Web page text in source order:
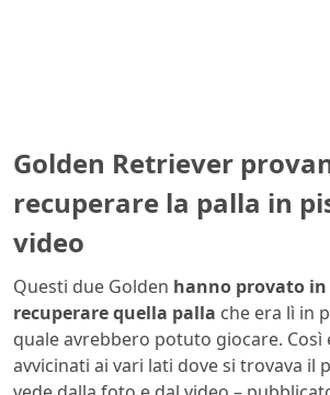
Golden Retriever
recuperare la palla in
video
Questi due Golden hanno provato
recuperare quella palla che era lì in
quale avrebbero potuto giocare.
avvicinati ai vari lati dove si trovava il